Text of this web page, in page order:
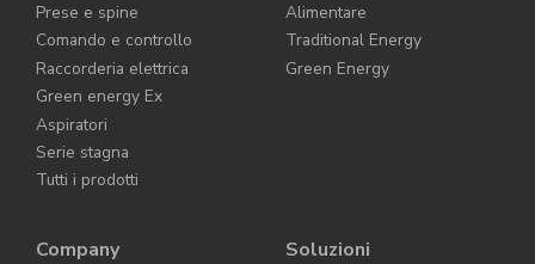
Prese e spine
Comando e controllo
Raccorderia elettrica
Green energy Ex
Aspiratori
Serie stagna
Tutti i prodotti
Alimentare
Traditional Energy
Green Energy
Company Soluzioni